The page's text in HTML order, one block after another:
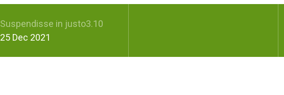
Suspendisse in justo3.10
25 Dec 2021